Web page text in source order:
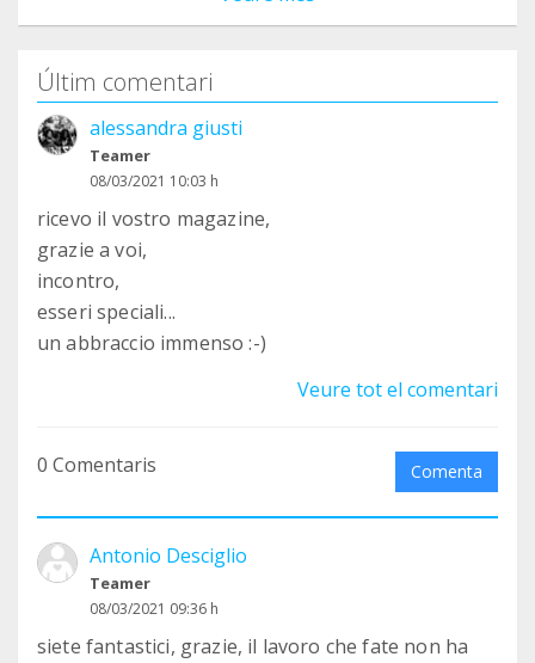
Últim comentari
alessandra giusti
Teamer
08/03/2021 10:03 h
ricevo il vostro magazine,
grazie a voi,
incontro,
esseri speciali...
un abbraccio immenso :-)
Veure tot el comentari
0 Comentaris Comenta
Antonio Desciglio
Teamer
08/03/2021 09:36 h
siete fantastici, grazie, il lavoro che fate non ha